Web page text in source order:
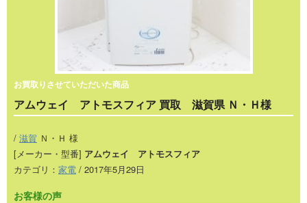
お買取りさせていただいた商品
アムウェイ アトモスフィア 買取 滋賀県 Ｎ・Ｈ様
/ 滋賀 Ｎ・Ｈ 様
[メーカー・型番] アムウェイ アトモスフィア
カテゴリ： 家電 / 2017年5月29日
お客様の声